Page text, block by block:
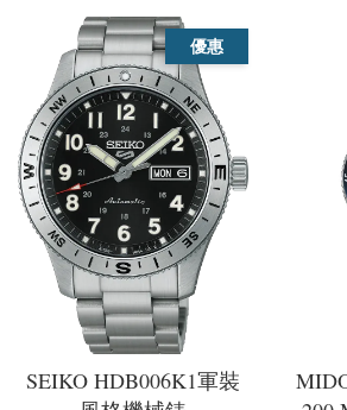
優惠
SEIKO HDB006K1軍裝